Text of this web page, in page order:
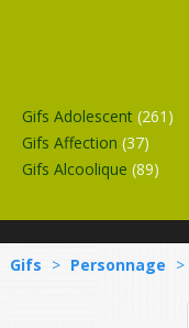
Gifs Adolescent (261)
Gifs Affection (37)
Gifs Alcoolique (89)
Gifs > Personnage >